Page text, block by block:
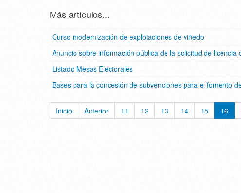
Más artículos...
Curso modernización de explotaciones de viñedo
Anuncio sobre información pública de la solicitud de
Listado Mesas Electorales
Bases para la concesión de subvenciones para el fomento
Inicio Anterior 11 12 13 14 15 16